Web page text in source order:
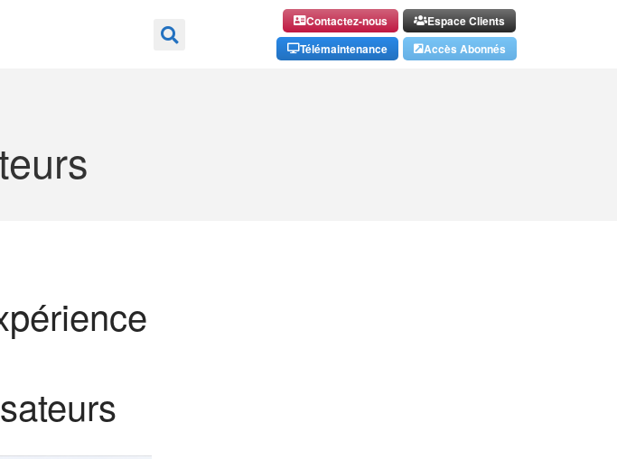
Contactez-nous
Télémaintenance
Espace Clients
Accès Abonnés